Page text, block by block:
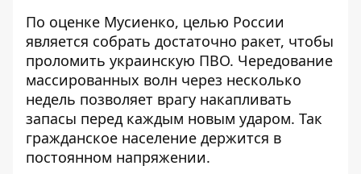
По оценке Мусиенко, целью России
является собрать достаточно ракет, чтобы
проломить украинскую ПВО. Чередование
массированных волн через несколько
недель позволяет врагу накапливать
запасы перед каждым новым ударом. Так
гражданское население держится в
постоянном напряжении.